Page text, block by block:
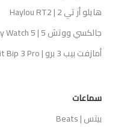
هايلو أر تي 2 | Haylou RT2
جالكسي ووتش 5 | Galaxy Watch 5
أمازفت بيب 3 برو | Amazfit Bip 3 Pro
سماعات
بيتس | Beats